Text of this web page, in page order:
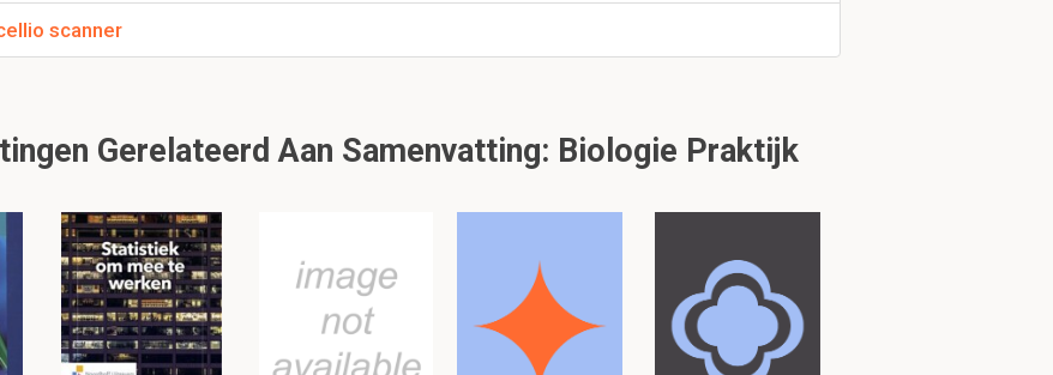
en notities beschikbaar voor dit materiaal. Deze samenvatting is mogelijk niet
anderesamenvattingen.
scanner
Gerelateerd Aan Samenvatting: Biologie Praktijk